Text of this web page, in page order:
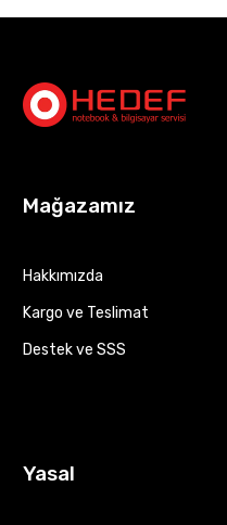
Mağazamız
Hakkımızda
Kargo ve Teslimat
Destek ve SSS
Yasal